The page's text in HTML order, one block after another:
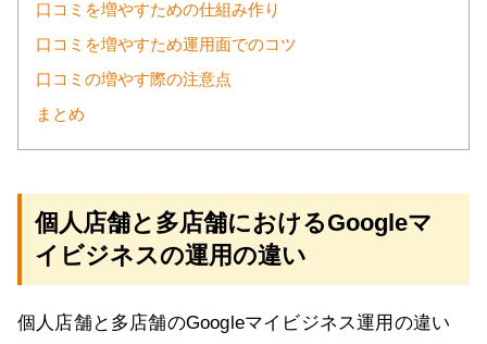
口コミを増やすための仕組み作り
口コミを増やすため運用面でのコツ
口コミの増やす際の注意点
まとめ
個人店舗と多店舗におけるGoogleマ
イビジネスの運用の違い
個人店舗と多店舗のGoogleマイビジネス運用の違い